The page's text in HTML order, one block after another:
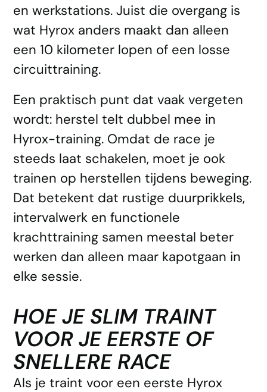
en werkstations. Juist die overgang is
wat Hyrox anders maakt dan alleen
een 10 kilometer lopen of een losse
circuittraining.
Een praktisch punt dat vaak vergeten
wordt: herstel telt dubbel mee in
Hyrox-training. Omdat de race je
steeds laat schakelen, moet je ook
trainen op herstellen tijdens beweging.
Dat betekent dat rustige duurprikkels,
intervalwerk en functionele
krachttraining samen meestal beter
werken dan alleen maar kapotgaan in
elke sessie.
HOE JE SLIM TRAINT
VOOR JE EERSTE OF
SNELLERE RACE
Als je traint voor een eerste Hyrox